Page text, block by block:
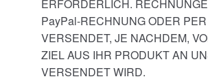
ERFORDERLICH.
PayPal-RECHNUNG ODER
VERSENDET, JE NACHDEM,
ZIEL AUS IHR PRODUKT AN
VERSENDET WIRD.